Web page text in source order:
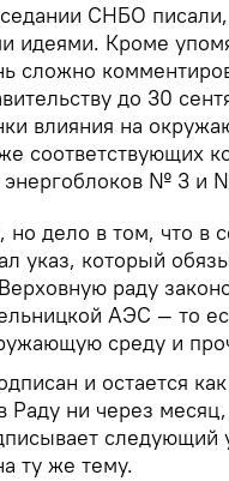
СНБО
идеями. Кроме
сложно
до 30
влияния на
соответствующих
энергоблоков № 3
но дело в том, что в
указ, который
раду
АЭС — то
среду и
и остается
Раду ни через
следующий
ту же тему.